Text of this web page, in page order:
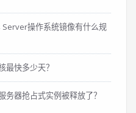
操作系统镜像有什么规
最快多少天？
器抢占式实例被释放了？